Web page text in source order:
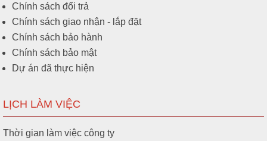
Chính sách đổi trả
Chính sách giao nhận - lắp đặt
Chính sách bảo hành
Chính sách bảo mật
Dự án đã thực hiện
LỊCH LÀM VIỆC
Thời gian làm việc công ty